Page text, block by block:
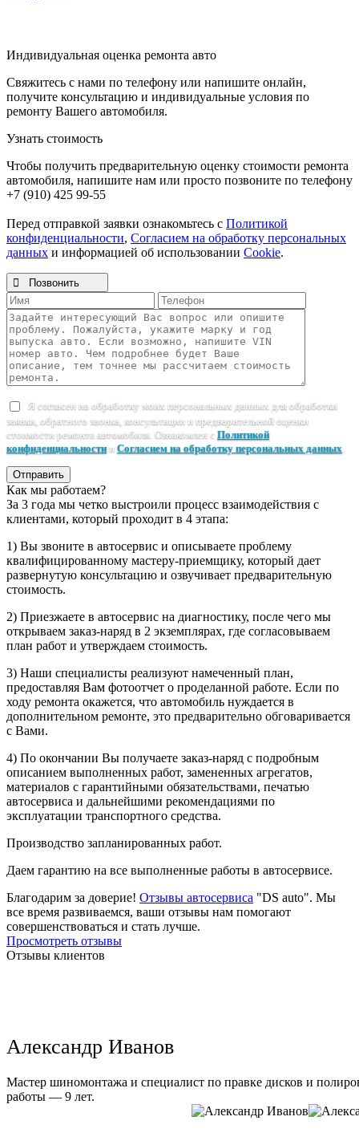
Индивидуальная оценка ремонта авто
Свяжитесь с нами по телефону или напишите онлайн,
получите консультацию и индивидуальные условия по
ремонту Вашего автомобиля.
Узнать стоимость
Чтобы получить предварительную оценку стоимости ремонта
автомобиля, напишите нам или просто позвоните по телефону
+7 (910) 425 99-55
Перед отправкой заявки ознакомьтесь с Политикой
конфиденциальности, Согласием на обработку персональных
данных и информацией об использовании Cookie.
 Позвонить
Я согласен на обработку моих персональных данных для обработки
заявки, обратного звонка, консультации и предварительной оценки
стоимости ремонта автомобиля. Ознакомлен с Политикой
конфиденциальностии Согласием на обработку персональных данных
Отправить
Как мы работаем?
За 3 года мы четко выстроили процесс взаимодействия с
клиентами, который проходит в 4 этапа:
1) Вы звоните в автосервис и описываете проблему
квалифицированному мастеру-приемщику, который дает
развернутую консультацию и озвучивает предварительную
стоимость.
2) Приезжаете в автосервис на диагностику, после чего мы
открываем заказ-наряд в 2 экземплярах, где согласовываем
план работ и утверждаем стоимость.
3) Наши специалисты реализуют намеченный план,
предоставляя Вам фотоотчет о проделанной работе. Если по
ходу ремонта окажется, что автомобиль нуждается в
дополнительном ремонте, это предварительно обговаривается
с Вами.
4) По окончании Вы получаете заказ-наряд с подробным
описанием выполненных работ, замененных агрегатов,
материалов с гарантийными обязательствами, печатью
автосервиса и дальнейшими рекомендациями по
эксплуатации транспортного средства.
Производство запланированных работ.
Даем гарантию на все выполненные работы в автосервисе.
Благодарим за доверие! Отзывы автосервиса "DS auto". Мы
все время развиваемся, ваши отзывы нам помогают
совершенствоваться и стать лучше.
Просмотреть отзывы
Отзывы клиентов
Александр Иванов
Мастер шиномонтажа и специалист по правке дисков и
работы — 9 лет.